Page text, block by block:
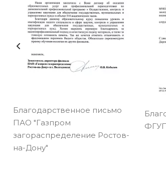
Благодарственное письмо
ПАО "Газпром
загораспределение Ростов-
на-Дону"